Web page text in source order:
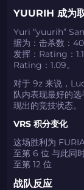
YUURIH 成为
Yuri “yuurih”
据为：击杀数：
发挥：Rating：
Rating：1.09。
对于 9z 来说，
队内表现最好的
现出的竞技状态。
VRS 积分变化
这场胜利为
至第 6 位 与此同
至第 12 位
战队反应